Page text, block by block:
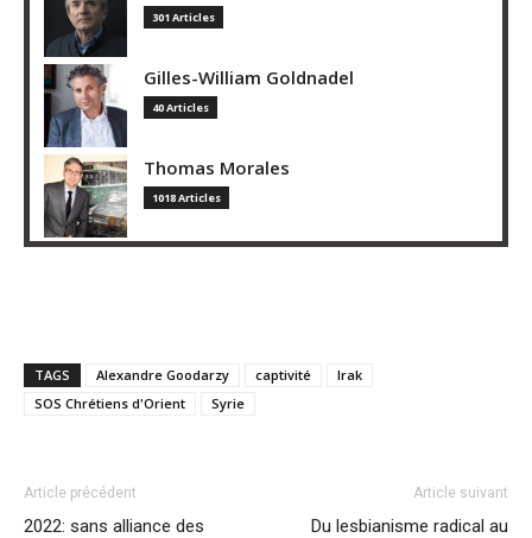
301 Articles
Gilles-William Goldnadel
40 Articles
Thomas Morales
1018 Articles
TAGS Alexandre Goodarzy captivité
Irak
SOS Chrétiens d'Orient
Syrie
Article précédent
2022: sans alliance des
Article suivant
Du lesbianisme radical au